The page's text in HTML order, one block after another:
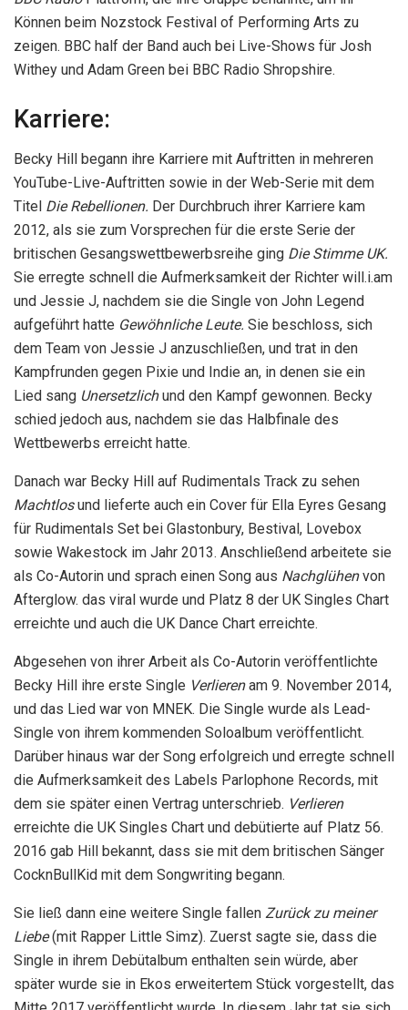
Können beim Nozstock Festival of Performing Arts zu
zeigen. BBC half der Band auch bei Live-Shows für Josh
Withey und Adam Green bei BBC Radio Shropshire.
Karriere:
Becky Hill begann ihre Karriere mit Auftritten in mehreren
YouTube-Live-Auftritten sowie in der Web-Serie mit dem
Titel Die Rebellionen. Der Durchbruch ihrer Karriere kam
2012, als sie zum Vorsprechen für die erste Serie der
britischen Gesangswettbewerbsreihe ging Die Stimme UK.
Sie erregte schnell die Aufmerksamkeit der Richter will.i.am
und Jessie J, nachdem sie die Single von John Legend
aufgeführt hatte Gewöhnliche Leute. Sie beschloss, sich
dem Team von Jessie J anzuschließen, und trat in den
Kampfrunden gegen Pixie und Indie an, in denen sie ein
Lied sang Unersetzlichund den Kampf gewonnen. Becky
schied jedoch aus, nachdem sie das Halbfinale des
Wettbewerbs erreicht hatte.
Danach war Becky Hill auf Rudimentals Track zu sehen
Machtlosund lieferte auch ein Cover für Ella Eyres Gesang
für Rudimentals Set bei Glastonbury, Bestival, Lovebox
sowie Wakestock im Jahr 2013. Anschließend arbeitete sie
als Co-Autorin und sprach einen Song aus Nachglühenvon
Afterglow. das viral wurde und Platz 8 der UK Singles Chart
erreichte und auch die UK Dance Chart erreichte.
Abgesehen von ihrer Arbeit als Co-Autorin veröffentlichte
Becky Hill ihre erste Single Verlierenam 9. November 2014,
und das Lied war von MNEK. Die Single wurde als Lead-
Single von ihrem kommenden Soloalbum veröffentlicht.
Darüber hinaus war der Song erfolgreich und erregte schnell
die Aufmerksamkeit des Labels Parlophone Records, mit
dem sie später einen Vertrag unterschrieb. Verlieren
erreichte die UK Singles Chart und debütierte auf Platz 56.
2016 gab Hill bekannt, dass sie mit dem britischen Sänger
CocknBullKid mit dem Songwriting begann.
Sie ließ dann eine weitere Single fallen Zurück zu meiner
Liebe(mit Rapper Little Simz). Zuerst sagte sie, dass die
Single in ihrem Debütalbum enthalten sein würde, aber
später wurde sie in Ekos erweitertem Stück vorgestellt, das